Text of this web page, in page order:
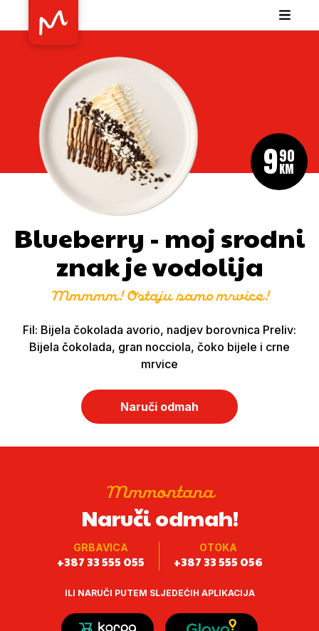
990
KM
Blueberry - moj srodni
znak je vodolija
Mmmmm! Ostaju samo mrvice!
Fil: Bijela čokolada avorio, nadjev borovnica Preliv:
Bijela čokolada, gran nocciola, čoko bijele i crne
mrvice
Naruči odmah
Mmmontana
Naruči odmah!
GRBAVICA
+387 33 555 055
OTOKA
+387 33 555 056
ILI NARUČI PUTEM SLJEDEĆIH APLIKACIJA